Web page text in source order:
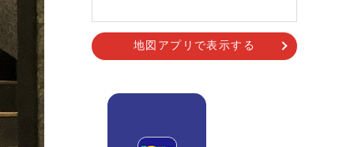
地図アプリで表示する